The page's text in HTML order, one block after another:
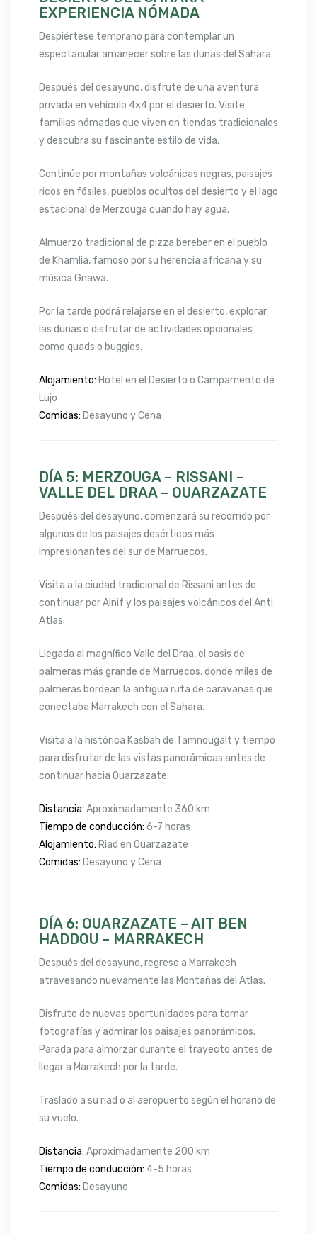
EXPERIENCIA NÓMADA
Despiértese temprano para contemplar un
espectacular amanecer sobre las dunas del Sahara.
Después del desayuno, disfrute de una aventura
privada en vehículo 4×4 por el desierto. Visite
familias nómadas que viven en tiendas tradicionales
y descubra su fascinante estilo de vida.
Continúe por montañas volcánicas negras, paisajes
ricos en fósiles, pueblos ocultos del desierto y el lago
estacional de Merzouga cuando hay agua.
Almuerzo tradicional de pizza bereber en el pueblo
de Khamlia, famoso por su herencia africana y su
música Gnawa.
Por la tarde podrá relajarse en el desierto, explorar
las dunas o disfrutar de actividades opcionales
como quads o buggies.
Alojamiento: Hotel en el Desierto o Campamento de
Lujo
Comidas: Desayuno y Cena
DÍA 5: MERZOUGA – RISSANI –
VALLE DEL DRAA – OUARZAZATE
Después del desayuno, comenzará su recorrido por
algunos de los paisajes desérticos más
impresionantes del sur de Marruecos.
Visita a la ciudad tradicional de Rissani antes de
continuar por Alnif y los paisajes volcánicos del Anti
Atlas.
Llegada al magnífico Valle del Draa, el oasis de
palmeras más grande de Marruecos, donde miles de
palmeras bordean la antigua ruta de caravanas que
conectaba Marrakech con el Sahara.
Visita a la histórica Kasbah de Tamnougalt y tiempo
para disfrutar de las vistas panorámicas antes de
continuar hacia Ouarzazate.
Distancia: Aproximadamente 360 km
Tiempo de conducción: 6-7 horas
Alojamiento: Riad en Ouarzazate
Comidas: Desayuno y Cena
DÍA 6: OUARZAZATE – AIT BEN
HADDOU – MARRAKECH
Después del desayuno, regreso a Marrakech
atravesando nuevamente las Montañas del Atlas.
Disfrute de nuevas oportunidades para tomar
fotografías y admirar los paisajes panorámicos.
Parada para almorzar durante el trayecto antes de
llegar a Marrakech por la tarde.
Traslado a su riad o al aeropuerto según el horario de
su vuelo.
Distancia: Aproximadamente 200 km
Tiempo de conducción: 4-5 horas
Comidas: Desayuno